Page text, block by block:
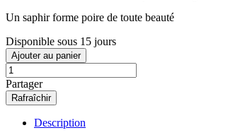
Un saphir forme poire de toute beauté
Disponible sous 15 jours
Ajouter au panier
Partager
Description